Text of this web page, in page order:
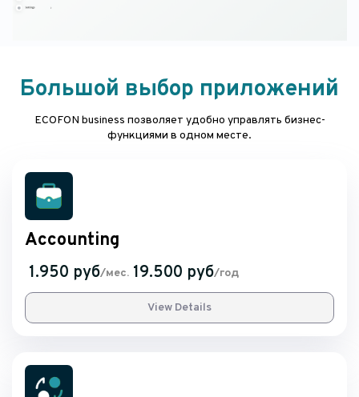
Большой выбор приложений
ECOFON business позволяет удобно управлять бизнес-
функциями в одном месте.
Accounting
1.950 руб/мес. 19.500 руб/год
View Details